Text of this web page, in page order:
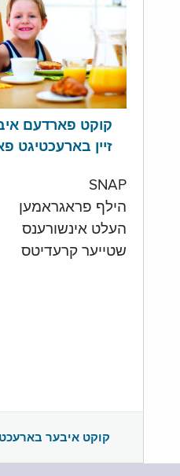
קוקט פארדעם
זיין בארעכטיגט
SNAP
הילף פראגראמען
העלט אינשורענס
שטייער קרעדיטס
קוקט איבער